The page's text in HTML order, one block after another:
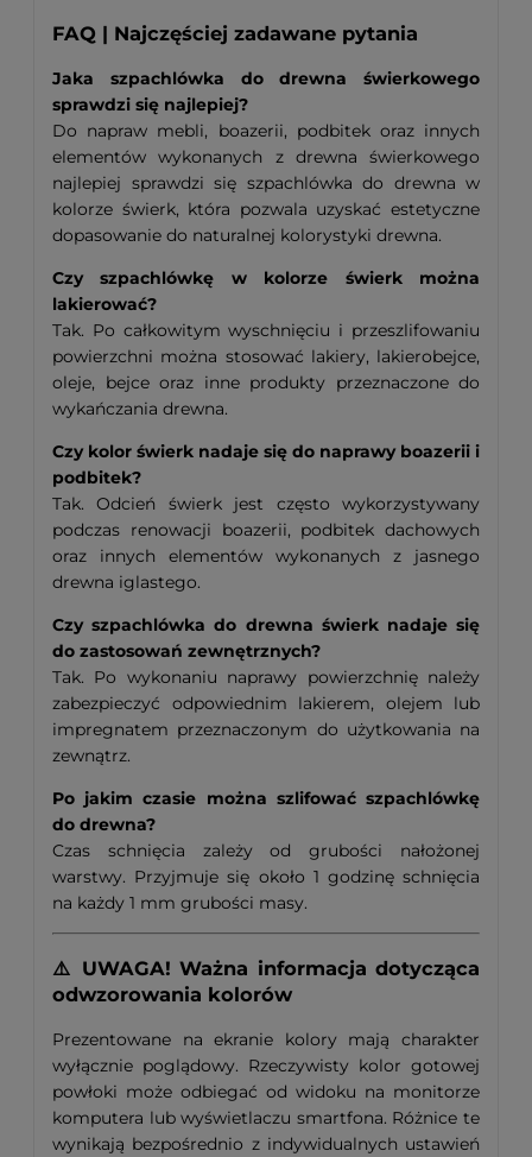
FAQ | Najczęściej zadawane pytania
Jaka szpachlówka do drewna świerkowego
sprawdzi się najlepiej?
Do napraw mebli, boazerii, podbitek oraz innych
elementów wykonanych z drewna świerkowego
najlepiej sprawdzi się szpachlówka do drewna w
kolorze świerk, która pozwala uzyskać estetyczne
dopasowanie do naturalnej kolorystyki drewna.
Czy szpachlówkę w kolorze świerk można
lakierować?
Tak. Po całkowitym wyschnięciu i przeszlifowaniu
powierzchni można stosować lakiery, lakierobejce,
oleje, bejce oraz inne produkty przeznaczone do
wykańczania drewna.
Czy kolor świerk nadaje się do naprawy boazerii i
podbitek?
Tak. Odcień świerk jest często wykorzystywany
podczas renowacji boazerii, podbitek dachowych
oraz innych elementów wykonanych z jasnego
drewna iglastego.
Czy szpachlówka do drewna świerk nadaje się
do zastosowań zewnętrznych?
Tak. Po wykonaniu naprawy powierzchnię należy
zabezpieczyć odpowiednim lakierem, olejem lub
impregnatem przeznaczonym do użytkowania na
zewnątrz.
Po jakim czasie można szlifować szpachlówkę
do drewna?
Czas schnięcia zależy od grubości nałożonej
warstwy. Przyjmuje się około 1 godzinę schnięcia
na każdy 1 mm grubości masy.
⚠️ UWAGA! Ważna informacja dotycząca
odwzorowania kolorów
Prezentowane na ekranie kolory mają charakter
wyłącznie poglądowy. Rzeczywisty kolor gotowej
powłoki może odbiegać od widoku na monitorze
komputera lub wyświetlaczu smartfona. Różnice te
wynikają bezpośrednio z indywidualnych ustawień